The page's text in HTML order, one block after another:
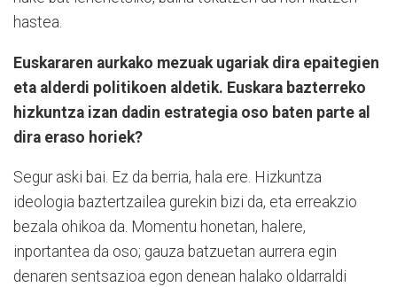
hastea.
Euskararen aurkako mezuak ugariak dira epaitegien
eta alderdi politikoen aldetik. Euskara bazterreko
hizkuntza izan dadin estrategia oso baten parte al
dira eraso horiek?
Segur aski bai. Ez da berria, hala ere. Hizkuntza
ideologia baztertzailea gurekin bizi da, eta erreakzio
bezala ohikoa da. Momentu honetan, halere,
inportantea da oso; gauza batzuetan aurrera egin
denaren sentsazioa egon denean halako oldarraldi